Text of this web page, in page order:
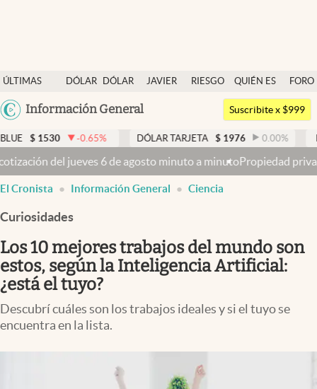
ÚLTIMAS
NOTICIAS
DÓLAR
DÓLAR
JAVIER
RIESGO
QUIÉN ES
QUIÉN
FORO
Argentina
México
Información General
Dólar
Members
Economía y Política
Finanzas y Mercados
Mercados Online
Negocios
Columnistas
Otras secciones
Infotechnology
Suscribite x $999
-0.65% DÓLAR TARJETA $ 1976 0.00% DÓLAR
de agosto minuto a minutoPropiedad privada: con cruces y
El Cronista Información General Ciencia
Curiosidades
Los 10 mejores trabajos del mundo son
estos, según la Inteligencia Artificial:
¿está el tuyo?
Descubrí cuáles son los trabajos ideales y si el tuyo se
encuentra en la lista.